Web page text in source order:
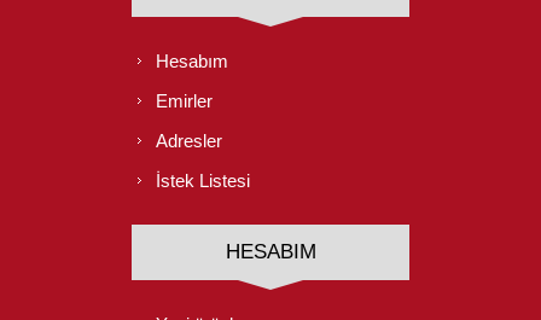
Hesabım
Emirler
Adresler
İstek Listesi
HESABIM